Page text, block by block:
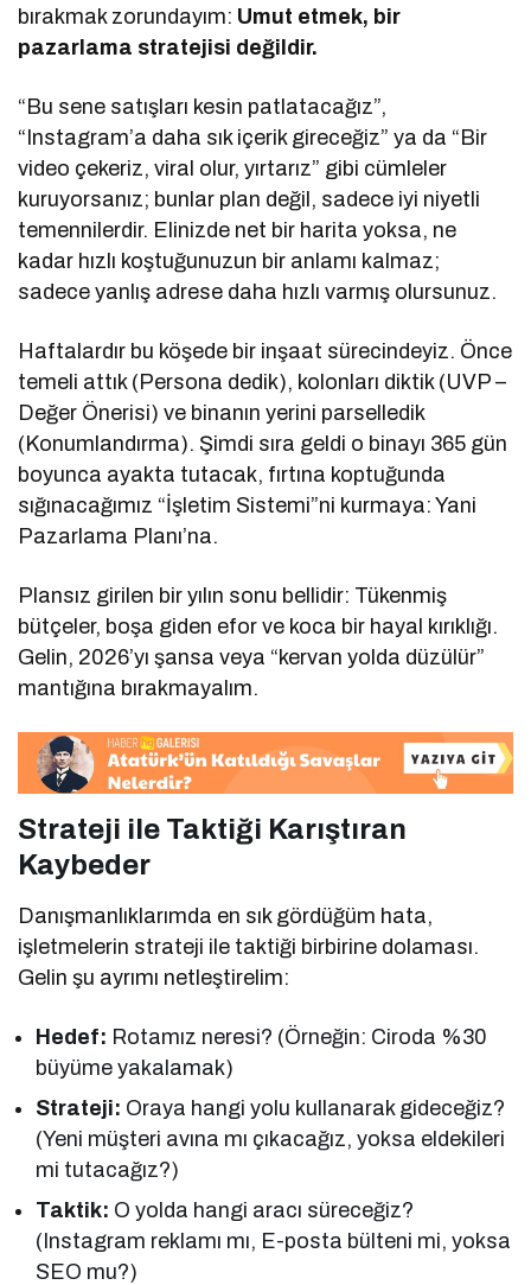
bırakmak zorundayım: Umut etmek, bir
pazarlama stratejisi değildir.
“Bu sene satışları kesin patlatacağız”,
“Instagram’a daha sık içerik gireceğiz” ya da “Bir
video çekeriz, viral olur, yırtarız” gibi cümleler
kuruyorsanız; bunlar plan değil, sadece iyi niyetli
temennilerdir. Elinizde net bir harita yoksa, ne
kadar hızlı koştuğunuzun bir anlamı kalmaz;
sadece yanlış adrese daha hızlı varmış olursunuz.
Haftalardır bu köşede bir inşaat sürecindeyiz. Önce
temeli attık (Persona dedik), kolonları diktik (UVP –
Değer Önerisi) ve binanın yerini parselledik
(Konumlandırma). Şimdi sıra geldi o binayı 365 gün
boyunca ayakta tutacak, fırtına koptuğunda
sığınacağımız “İşletim Sistemi”ni kurmaya: Yani
Pazarlama Planı’na.
Plansız girilen bir yılın sonu bellidir: Tükenmiş
bütçeler, boşa giden efor ve koca bir hayal kırıklığı.
Gelin, 2026’yı şansa veya “kervan yolda düzülür”
mantığına bırakmayalım.
Strateji ile Taktiği Karıştıran
Kaybeder
Danışmanlıklarımda en sık gördüğüm hata,
işletmelerin strateji ile taktiği birbirine dolaması.
Gelin şu ayrımı netleştirelim:
Hedef: Rotamız neresi? (Örneğin: Ciroda %30
büyüme yakalamak)
Strateji: Oraya hangi yolu kullanarak gideceğiz?
(Yeni müşteri avına mı çıkacağız, yoksa eldekileri
mi tutacağız?)
Taktik: O yolda hangi aracı süreceğiz?
(Instagram reklamı mı, E-posta bülteni mi, yoksa
SEO mu?)